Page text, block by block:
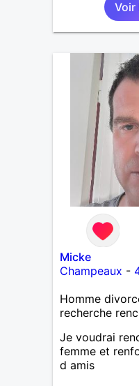
Voir
Micke
Champeaux -
Homme
recherche
Je voudrai
femme et
d amis